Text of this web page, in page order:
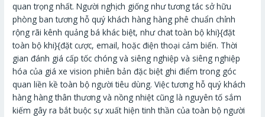
quan trọng nhất. Người nghịch giống như tương tác sở hữu
phòng ban tương hỗ quý khách hàng hàng phê chuẩn chỉnh
rộng rãi kênh quảng bá khác biệt, như chat toàn bộ khi}{đặt
toàn bộ khi}{đặt cược, email, hoặc điện thoại cảm biến. Thời
gian đánh giá cấp tốc chóng và siêng nghiệp và siêng nghiệp
hóa của giá xe vision phiên bản đặc biệt ghi điểm trong góc
quan liền kề toàn bộ người tiêu dùng. Việc tương hỗ quý khách
hàng hàng thân thương và nồng nhiệt cũng là nguyên tố sắm
kiếm gây ra bắt buộc sự xuất hiện tinh thần của toàn bộ người